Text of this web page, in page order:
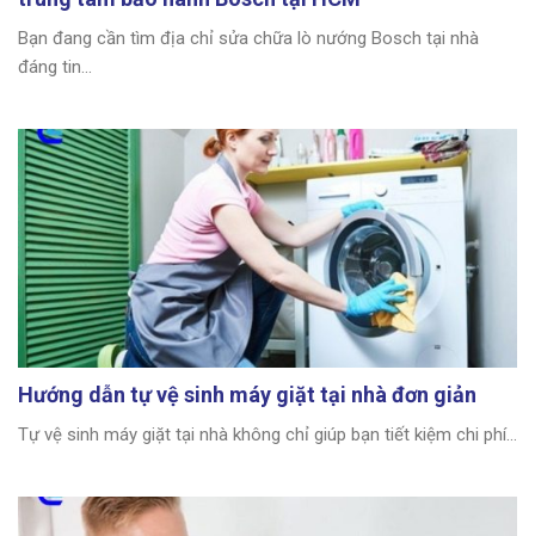
Bạn đang cần tìm địa chỉ sửa chữa lò nướng Bosch tại nhà
đáng tin...
Hướng dẫn tự vệ sinh máy giặt tại nhà đơn giản
Tự vệ sinh máy giặt tại nhà không chỉ giúp bạn tiết kiệm chi phí...